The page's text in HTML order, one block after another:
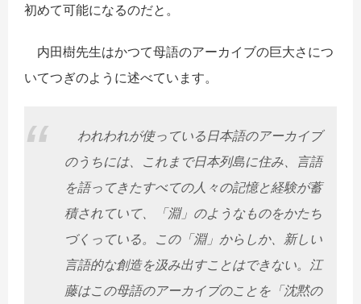
初めて可能になるのだと。
内田樹先生はかつて母語のアーカイブの巨大さにつ
いてつぎのように述べています。
われわれが使っている日本語のアーカイブ
のうちには、これまで日本列島に住み、言語
を語ってきたすべての人々の記憶と経験が蓄
積されていて、「淵」のようなものをかたち
づくっている。この「淵」からしか、新しい
言語的な創造を汲み出すことはできない。江
藤はこの母語のアーカイブのことを「沈黙の